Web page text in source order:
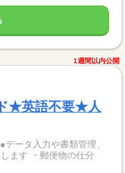
1週間以内公開
★英語不要★人
ータ入力や書類管理、
ます ・郵便物の仕分